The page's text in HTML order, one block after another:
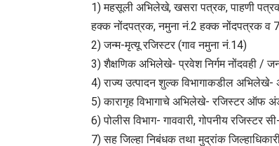
1) महसूली अभिलेखे, खसरा पत्रक, पाहणी
हक्‍क नोंदपत्रक, नमुना नं.2 हक्‍क नोंदपत्रक व
2) जन्‍म-मृत्‍यू रजिस्‍टर (गाव नमुना नं.14)
3) शैक्षणिक अभिलेखे- प्रवेश निर्गम नोंदवही /
4) राज्‍य उत्‍पादन शुल्‍क विभागाकडील अभिलेखे-
5) कारागृह विभागाचे अभिलेखे- रजिस्‍टर ऑफ
6) पोलीस विभाग- गाववारी, गोपनीय
7) सह जिल्‍हा निबंधक तथा मुद्रांक